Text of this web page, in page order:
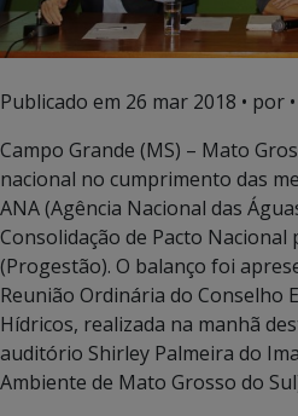
Publicado em 26 mar 2018 • por •
Campo Grande (MS) – Mato
nacional no cumprimento das
ANA (Agência Nacional das
Consolidação de Pacto Nacional
(Progestão). O balanço foi
Reunião Ordinária do Conselho
Hídricos, realizada na manhã
auditório Shirley Palmeira do
Ambiente de Mato Grosso do